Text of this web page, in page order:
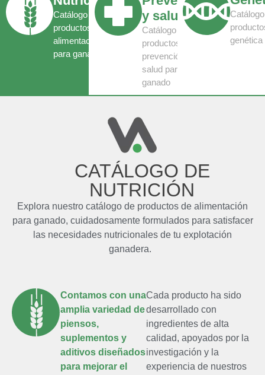
Catálogo de
productos de
alimentación
para ganado
y salud
Catálogo de
productos de
prevención y
salud para
ganado
genética
CATÁLOGO DE
NUTRICIÓN
Explora nuestro catálogo de productos de alimentación
para ganado, cuidadosamente formulados para satisfacer
las necesidades nutricionales de tu explotación
ganadera.
Contamos con una
amplia variedad de
piensos,
suplementos y
aditivos diseñados
para mejorar el
Cada producto ha sido
desarrollado con
ingredientes de alta
calidad, apoyados por la
investigación y la
experiencia de nuestros